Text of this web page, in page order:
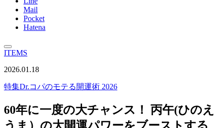
Mail
Pocket
Hatena
ITEMS
2026.01.18
特集Dr.コパのモテる開運術 2026
60年に一度の大チャンス！ 丙午(ひのえ